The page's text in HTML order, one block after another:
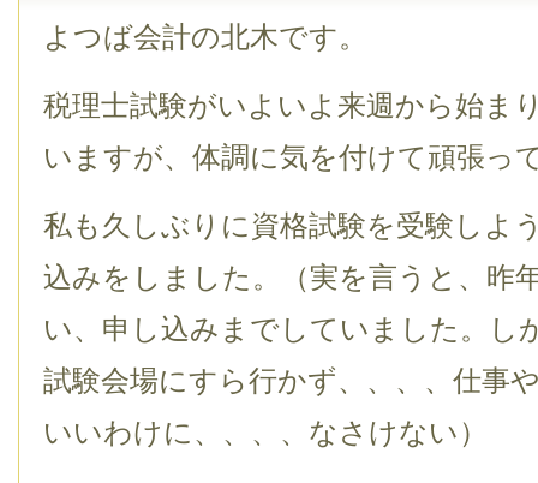
よつば会計の北木です。
税理士試験がいよいよ来週から始ま
いますが、体調に気を付けて頑張っ
私も久しぶりに資格試験を受験しよ
込みをしました。（実を言うと、昨
い、申し込みまでしていました。し
試験会場にすら行かず、、、、仕事
いいわけに、、、、なさけない）